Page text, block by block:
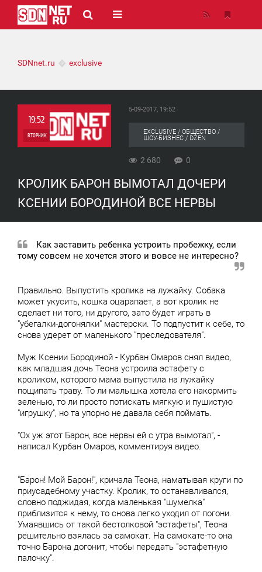
SDNnet.ru exclusive
19:52
ВТОРНИК
2 680
5-09-2017, 19:52
EXCLUSIVE / ОБЩЕСТВО /
ШОУ-БИЗНЕС / DZEN
2 680 0
КРОЛИК БАРОН ВЫМОТАЛ ДОЧЕРИ
КСЕНИИ БОРОДИНОЙ ВСЕ НЕРВЫ
Как заставить ребенка устроить пробежку, если
тому совсем не хочется этого и вовсе не интересно?
Правильно. Выпустить кролика на лужайку. Собака
может укусить, кошка оцарапает, а вот кролик не
сделает ни того, ни другого, зато будет играть в
"убегалки-догонялки" мастерски. То подпустит к себе, то
снова удерет от маленького "преследователя".
Муж Ксении Бородиной - Курбан Омаров снял видео,
как младшая дочь Теона устроила эстафету с
кроликом, которого мама выпустила на лужайку
пощипать траву. То ли малышка хотела его накормить
зеленью, то ли просто потискать мягкую и пушистую
"игрушку", но та упорно не давала себя поймать.
"Ох уж этот Барон, все нервы ей с утра вымотал", -
написал Курбан Омаров, комментируя видео.
"Барон! Мой Барон!", кричала Теона, наматывая круги по
приусадебному участку. Кролик, то останавливался,
словно поджидая, когда маленькая "шумелка"
приблизится к нему, то снова легко уходил от погони.
Умаявшись от такой бестолковой "эстафеты", Теона
решительно взялась за самокат. На самокате-то она
точно Барона догонит, чтобы передать "эстафетную
палочку".